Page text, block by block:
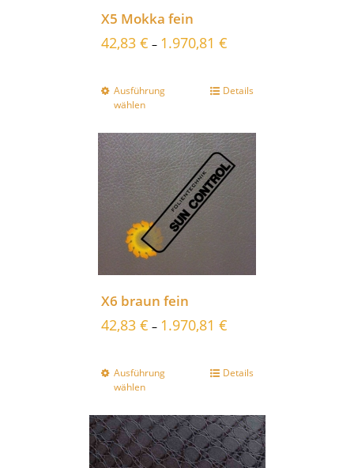
X5 Mokka fein
42,83 € – 1.970,81 €
Ausführung
wählen
Details
X6 braun fein
42,83 € – 1.970,81 €
Ausführung
wählen
Details